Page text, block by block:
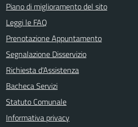
Piano di miglioramento del sito
Leggi le FAQ
Prenotazione Appuntamento
Segnalazione Disservizio
Richiesta d'Assistenza
Bacheca Servizi
Statuto Comunale
Informativa privacy